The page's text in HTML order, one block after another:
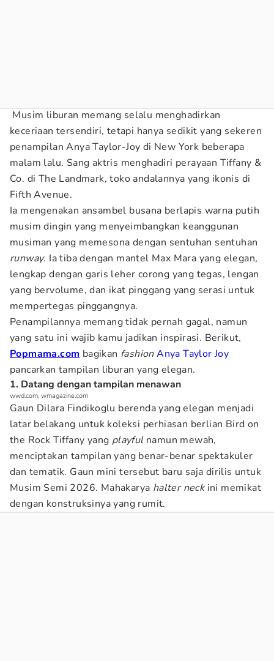
Musim liburan memang selalu menghadirkan
keceriaan tersendiri, tetapi hanya sedikit yang sekeren
penampilan Anya Taylor-Joy di New York beberapa
malam lalu. Sang aktris menghadiri perayaan Tiffany &
Co. di The Landmark, toko andalannya yang ikonis di
Fifth Avenue.
Ia mengenakan ansambel busana berlapis warna putih
musim dingin yang menyeimbangkan keanggunan
musiman yang memesona dengan sentuhan sentuhan
runway. Ia tiba dengan mantel Max Mara yang elegan,
lengkap dengan garis leher corong yang tegas, lengan
yang bervolume, dan ikat pinggang yang serasi untuk
mempertegas pinggangnya.
Penampilannya memang tidak pernah gagal, namun
yang satu ini wajib kamu jadikan inspirasi. Berikut,
Popmama.com bagikan fashionAnya Taylor Joy
pancarkan tampilan liburan yang elegan.
1. Datang dengan tampilan menawan
wwd.com, wmagazine.com
Gaun Dilara Findikoglu berenda yang elegan menjadi
latar belakang untuk koleksi perhiasan berlian Bird on
the Rock Tiffany yang playfulnamun mewah,
menciptakan tampilan yang benar-benar spektakuler
dan tematik. Gaun mini tersebut baru saja dirilis untuk
Musim Semi 2026. Mahakarya halter neckini memikat
dengan konstruksinya yang rumit.